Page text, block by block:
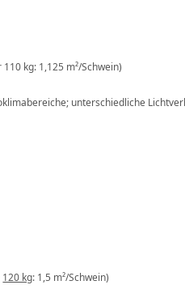
kg: 1,125 m²/Schwein)
unterschiedliche
120 kg: 1,5 m²/Schwein)